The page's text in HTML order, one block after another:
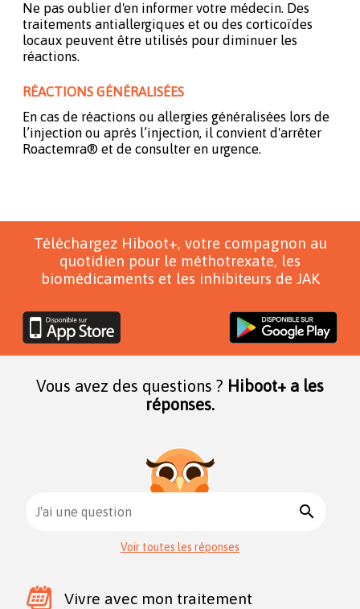
Ne pas oublier d'en informer votre médecin. Des
traitements antiallergiques et ou des corticoïdes
locaux peuvent être utilisés pour diminuer les
réactions.
RÉACTIONS GÉNÉRALISÉES
En cas de réactions ou allergies généralisées lors de
l’injection ou après l’injection, il convient d'arrêter
Roactemra® et de consulter en urgence.
Téléchargez Hiboot+, votre compagnon au
quotidien pour le méthotrexate, les
biomédicaments et les inhibiteurs de JAK
Vous avez des questions ? Hiboot+ a les
réponses.
J'ai une question search
Voir toutes les réponses
Vivre avec mon traitement